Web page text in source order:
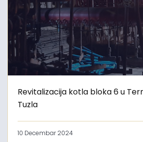
Revitalizacija kotla bloka 6 u
Tuzla
10 Decembar 2024